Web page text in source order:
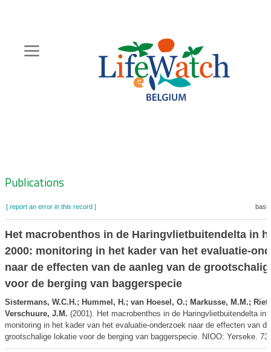
content
Zoeknavigatie
Publications
[ report an error in this record ]
Het macrobenthos in de Haringvlietbuitendelta in
2000: monitoring in het kader van het evaluatie-
naar de effecten van de aanleg van de
voor de berging van baggerspecie
Sistermans, W.C.H.; Hummel, H.; van Hoesel, O.; Markusse, M.M.;
Verschuure, J.M. (2001). Het macrobenthos in de Haringvlietbuitendelta in
monitoring in het kader van het evaluatie-onderzoek naar de effecten van
grootschalige lokatie voor de berging van baggerspecie. NIOO: Yerseke. 73